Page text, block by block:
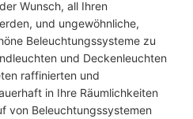
Wunsch, all Ihren
und ungewöhnliche,
Beleuchtungssysteme zu
und Deckenleuchten
raffinierten und
in Ihre Räumlichkeiten
von Beleuchtungssystemen